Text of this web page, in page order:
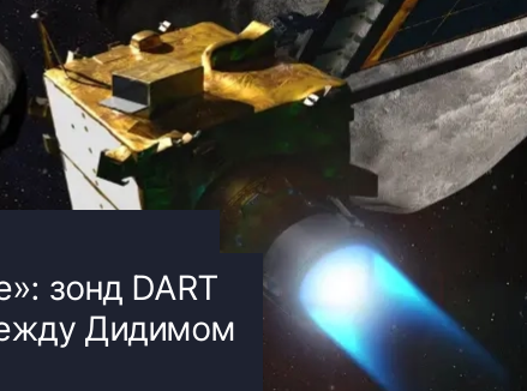
зонд DART
Дидимом